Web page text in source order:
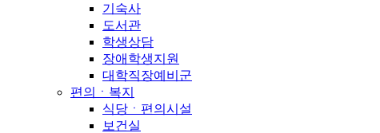
기숙사
도서관
학생상담
장애학생지원
대학직장예비군
편의ㆍ복지
식당ㆍ편의시설
보건실